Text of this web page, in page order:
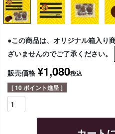
●この商品は、オリジナル箱入り
ざいませんのでご了承ください。
販売価格 ¥1,080税込
[10ポイント進呈 ]